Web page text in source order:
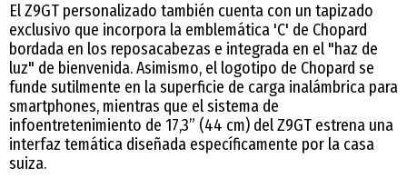
El Z9GT personalizado también cuenta con un tapizado
exclusivo que incorpora la emblemática 'C' de Chopard
bordada en los reposacabezas e integrada en el "haz de
luz" de bienvenida. Asimismo, el logotipo de Chopard se
funde sutilmente en la superficie de carga inalámbrica para
smartphones, mientras que el sistema de
infoentretenimiento de 17,3” (44 cm) del Z9GT estrena una
interfaz temática diseñada específicamente por la casa
suiza.